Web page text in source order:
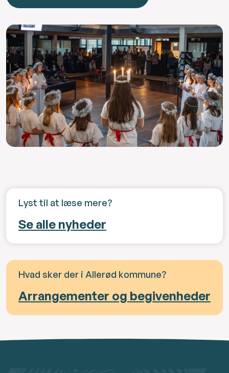
Lyst til at læse mere?
Se alle nyheder
Hvad sker der i Allerød kommune?
Arrangementer og begivenheder